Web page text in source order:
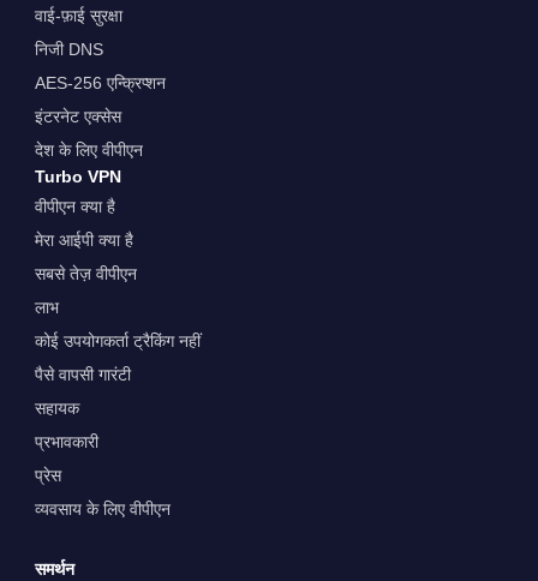
वाई-फ़ाई सुरक्षा
निजी DNS
AES-256 एन्क्रिप्शन
इंटरनेट एक्सेस
देश के लिए वीपीएन
Turbo VPN
वीपीएन क्या है
मेरा आईपी क्या है
सबसे तेज़ वीपीएन
लाभ
कोई उपयोगकर्ता ट्रैकिंग नहीं
पैसे वापसी गारंटी
सहायक
प्रभावकारी
प्रेस
व्यवसाय के लिए वीपीएन
समर्थन